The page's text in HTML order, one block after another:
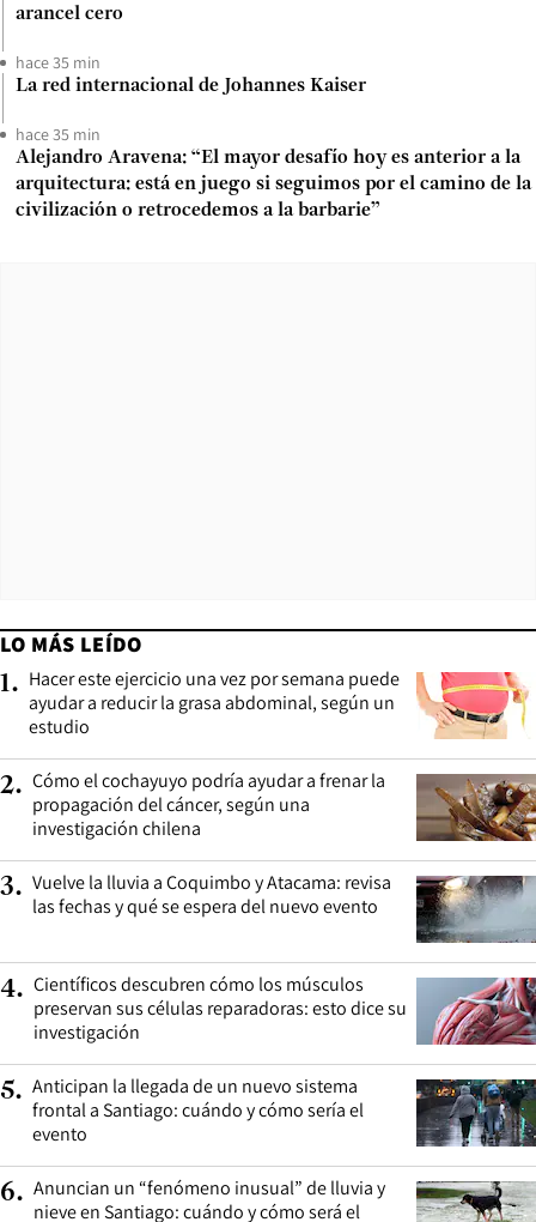
arancel cero
hace 35 min
La red internacional de Johannes Kaiser
hace 35 min
Alejandro Aravena: “El mayor desafío hoy es anterior a la
arquitectura: está en juego si seguimos por el camino de la
civilización o retrocedemos a la barbarie”
LO MÁS LEÍDO
1. Hacer este ejercicio una vez por semana puede
ayudar a reducir la grasa abdominal, según un
estudio
2. Cómo el cochayuyo podría ayudar a frenar la
propagación del cáncer, según una
investigación chilena
3. Vuelve la lluvia a Coquimbo y Atacama: revisa
las fechas y qué se espera del nuevo evento
4. Científicos descubren cómo los músculos
preservan sus células reparadoras: esto dice su
investigación
5. Anticipan la llegada de un nuevo sistema
frontal a Santiago: cuándo y cómo sería el
evento
6. Anuncian un “fenómeno inusual” de lluvia y
nieve en Santiago: cuándo y cómo será el